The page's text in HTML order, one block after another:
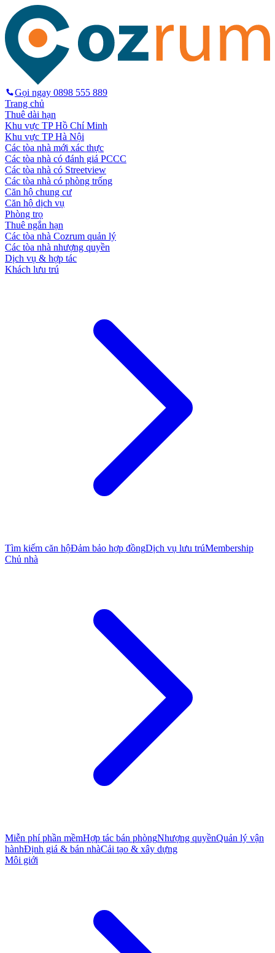
Gọi ngay 0898 555 889
Trang chủ
Thuê dài hạn
Khu vực TP Hồ Chí Minh
Khu vực TP Hà Nội
Các tòa nhà mới xác thực
Các tòa nhà có đánh giá PCCC
Các tòa nhà có Streetview
Các tòa nhà có phòng trống
Căn hộ chung cư
Căn hộ dịch vụ
Phòng trọ
Thuê ngắn hạn
Các tòa nhà Cozrum quản lý
Các tòa nhà nhượng quyền
Dịch vụ & hợp tác
Khách lưu trú
Tìm kiếm căn hộĐảm bảo hợp đồngDịch vụ lưu trúMembership
Chủ nhà
Miễn phí phần mềmHợp tác bán phòngNhượng quyềnQuản lý vận
hànhĐịnh giá & bán nhàCải tạo & xây dựng
Môi giới